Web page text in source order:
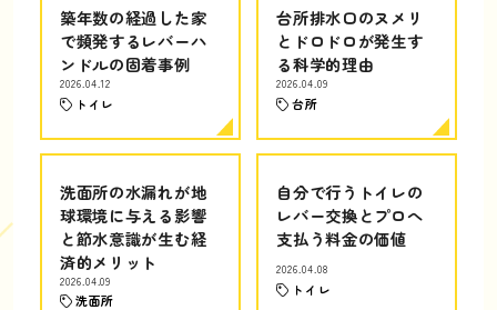
築年数の経過した家
で頻発するレバーハ
ンドルの固着事例
2026.04.12
トイレ
台所排水口のヌメリ
とドロドロが発生す
る科学的理由
2026.04.09
台所
洗面所の水漏れが地
球環境に与える影響
と節水意識が生む経
済的メリット
2026.04.09
洗面所
自分で行うトイレの
レバー交換とプロへ
支払う料金の価値
2026.04.08
トイレ